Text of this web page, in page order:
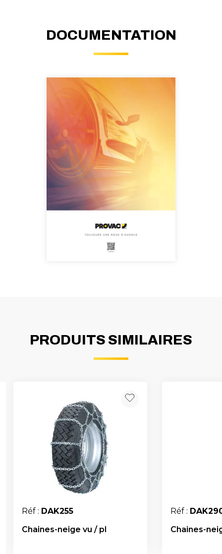
DOCUMENTATION
PRODUITS SIMILAIRES
Réf : DAK255
Chaines-neige vu / pl
Réf :
Chaines-